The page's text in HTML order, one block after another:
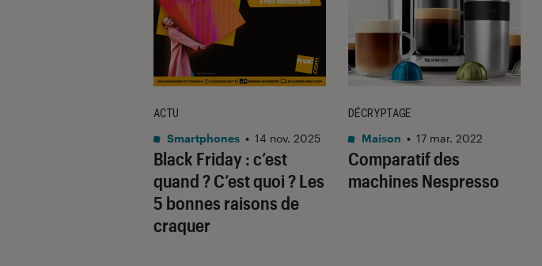
Black Friday : c’est
quand ? C’est quoi ? Les
5 bonnes raisons de
craquer
ACTU
Smartphones • 14 nov. 2025
Comparatif des
machines Nespresso
DÉCRYPTAGE
Maison • 17 mar. 2022